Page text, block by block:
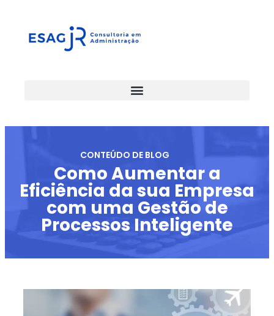
CONTEÚDO DE BLOG
Como Aumentar a
Eficiência da sua Empresa
com uma Gestão de
Processos Inteligente